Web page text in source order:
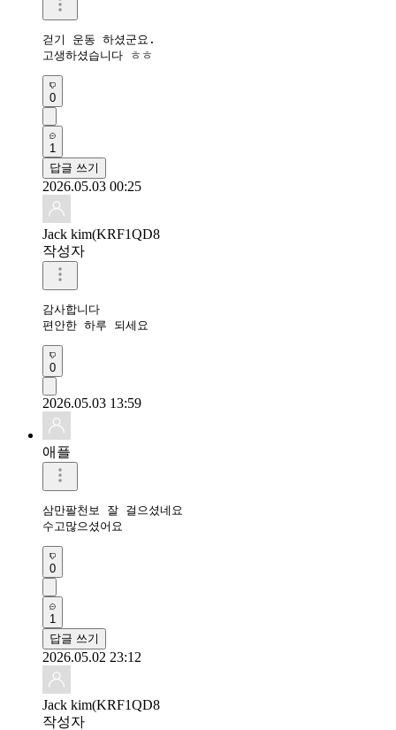
걷기 운동 하셨군요.
고생하셨습니다 ㅎㅎ
0
1
답글 쓰기
2026.05.03 00:25
Jack kim(KRF1QD8
작성자
감사합니다
편안한 하루 되세요
0
2026.05.03 13:59
애플
삼만팔천보 잘 걸으셨네요
수고많으셨어요
0
1
답글 쓰기
2026.05.02 23:12
Jack kim(KRF1QD8
작성자